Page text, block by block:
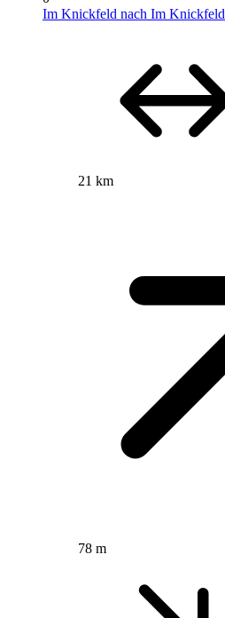
Im Knickfeld nach Im Knickfeld
21 km
78 m